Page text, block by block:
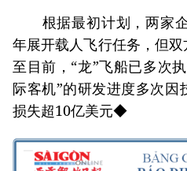
根据最初计划，两家企
年展开载人飞行任务，但
至目前，“龙”飞船已多次
际客机”的研发进度多次
损失超10亿美元◆